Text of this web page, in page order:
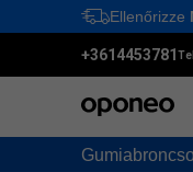
Ellenőrizze
+3614453781